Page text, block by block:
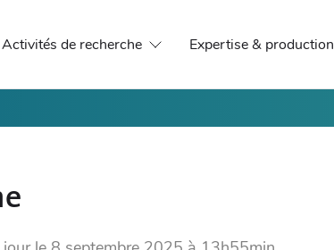
Activités de recherche Expertise & production